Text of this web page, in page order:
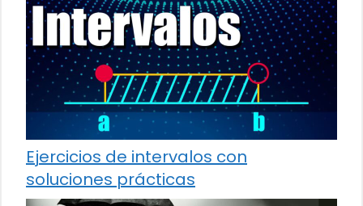
Ejercicios de intervalos con
soluciones prácticas